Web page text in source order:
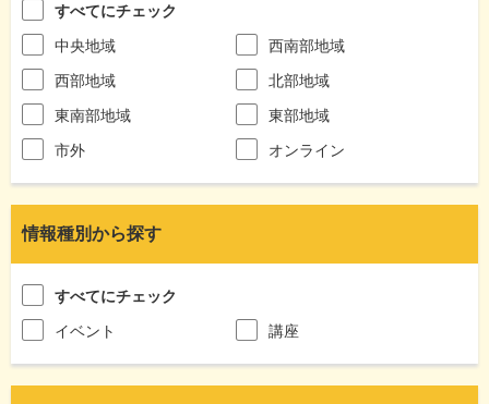
すべてにチェック
中央地域
西南部地域
西部地域
北部地域
東南部地域
東部地域
市外
オンライン
情報種別から探す
すべてにチェック
イベント
講座